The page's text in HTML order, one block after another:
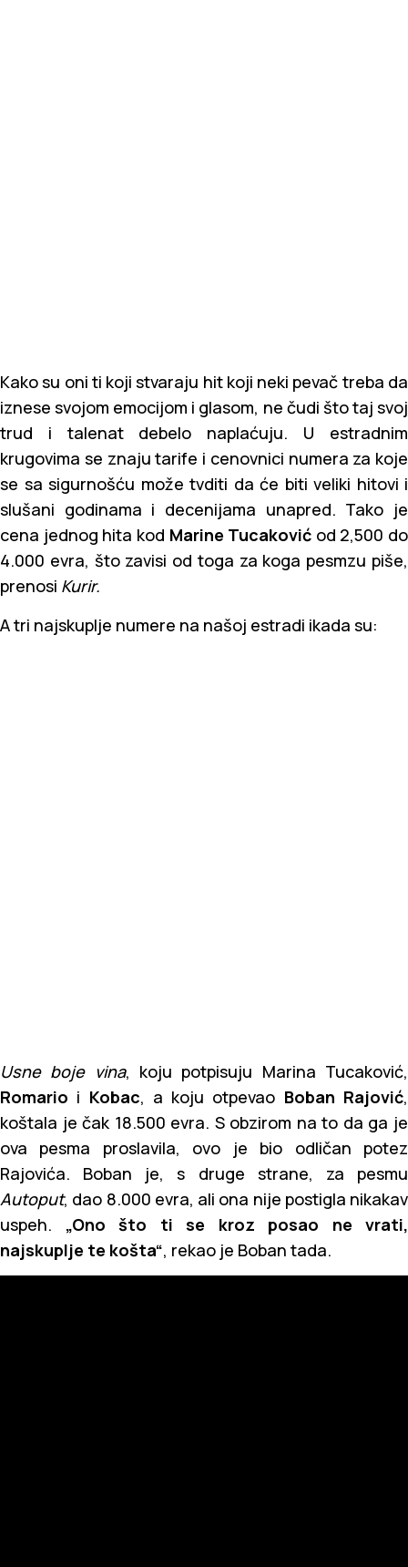
Kako su oni ti koji stvaraju hit koji neki pevač treba da
iznese svojom emocijom i glasom, ne čudi što taj svoj
trud i talenat debelo naplaćuju. U estradnim
krugovima se znaju tarife i cenovnici numera za koje
se sa sigurnošću može tvditi da će biti veliki hitovi i
slušani godinama i decenijama unapred. Tako je
cena jednog hita kod Marine Tucaković od 2,500 do
4.000 evra, što zavisi od toga za koga pesmzu piše,
prenosi Kurir.
A tri najskuplje numere na našoj estradi ikada su:
Usne boje vina, koju potpisuju Marina Tucaković,
Romario i Kobac, a koju otpevao Boban Rajović,
koštala je čak 18.500 evra. S obzirom na to da ga je
ova pesma proslavila, ovo je bio odličan potez
Rajovića. Boban je, s druge strane, za pesmu
Autoput, dao 8.000 evra, ali ona nije postigla nikakav
uspeh. „Ono što ti se kroz posao ne vrati,
najskuplje te košta“, rekao je Boban tada.